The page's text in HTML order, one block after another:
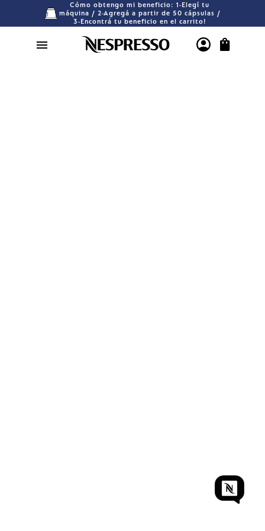
Cómo obtengo mi beneficio: 1-Elegí tu
máquina / 2-Agregá a partir de 50 cápsulas /
3-Encontrá tu beneficio en el carrito!